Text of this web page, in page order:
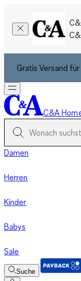
Gratis Versand
C&A
Damen
Herren
Kinder
Babys
Sale
Suche